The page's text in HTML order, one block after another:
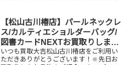
たものや、片手でお持ちいただけるもの
ならお買取りできるお品が...
【松山古川椿店】パールネックレ
ス/カルティエショルダーバッグ/
図書カードNEXTお買取りしまし
た
いつも買取大吉松山古川椿店をご利用い
ただきありがとうございます！🔆先日お